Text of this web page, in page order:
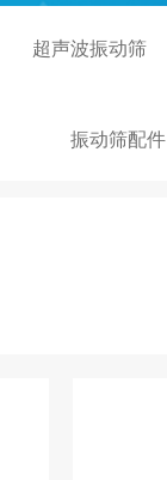
超声波振动筛
振动筛配件